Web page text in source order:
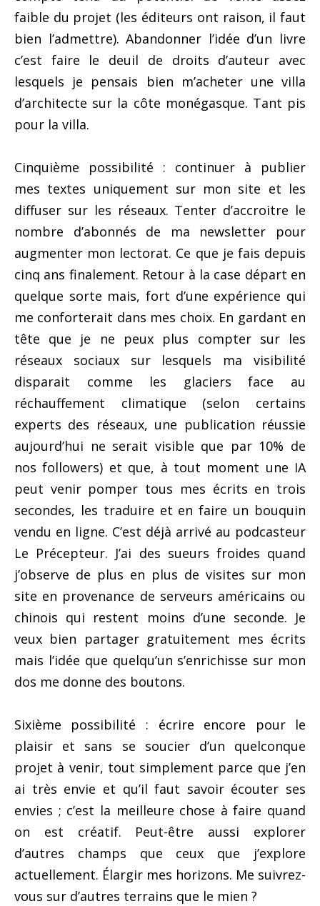
faible du projet (les éditeurs ont raison, il faut
bien l’admettre). Abandonner l’idée d’un livre
c’est faire le deuil de droits d’auteur avec
lesquels je pensais bien m’acheter une villa
d’architecte sur la côte monégasque. Tant pis
pour la villa.
Cinquième possibilité : continuer à publier
mes textes uniquement sur mon site et les
diffuser sur les réseaux. Tenter d’accroitre le
nombre d’abonnés de ma newsletter pour
augmenter mon lectorat. Ce que je fais depuis
cinq ans finalement. Retour à la case départ en
quelque sorte mais, fort d’une expérience qui
me conforterait dans mes choix. En gardant en
tête que je ne peux plus compter sur les
réseaux sociaux sur lesquels ma visibilité
disparait comme les glaciers face au
réchauffement climatique (selon certains
experts des réseaux, une publication réussie
aujourd’hui ne serait visible que par 10% de
nos followers) et que, à tout moment une IA
peut venir pomper tous mes écrits en trois
secondes, les traduire et en faire un bouquin
vendu en ligne. C’est déjà arrivé au podcasteur
Le Précepteur. J’ai des sueurs froides quand
j’observe de plus en plus de visites sur mon
site en provenance de serveurs américains ou
chinois qui restent moins d’une seconde. Je
veux bien partager gratuitement mes écrits
mais l’idée que quelqu’un s’enrichisse sur mon
dos me donne des boutons.
Sixième possibilité : écrire encore pour le
plaisir et sans se soucier d’un quelconque
projet à venir, tout simplement parce que j’en
ai très envie et qu’il faut savoir écouter ses
envies ; c’est la meilleure chose à faire quand
on est créatif. Peut-être aussi explorer
d’autres champs que ceux que j’explore
actuellement. Élargir mes horizons. Me suivrez-
vous sur d’autres terrains que le mien ?